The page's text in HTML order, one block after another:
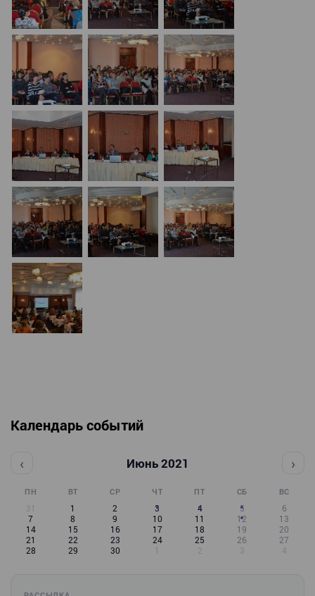
Календарь событий
‹ Июнь 2021 ›
ПН ВТ СР ЧТ ПТ СБ ВС
31 1 2 3 4 5
6
7
8 9 10 11 12
13
14
15 16 17 18 19
20
21
22 23 24 25 26
27
28
29 30 1 2 3 4